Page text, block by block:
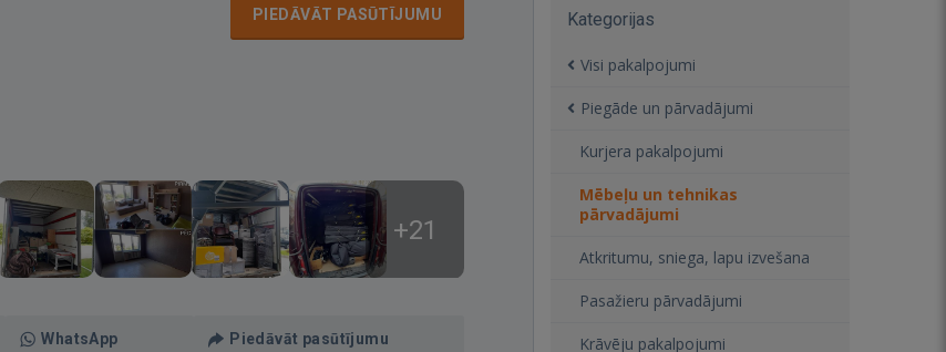
PIEDĀVĀT PASŪTĪJUMU
+21
WhatsApp Piedāvāt pasūtījumu
Kategorijas
Visi pakalpojumi
Piegāde un pārvadājumi
Kurjera pakalpojumi
Mēbeļu un tehnikas
pārvadājumi
Atkritumu, sniega, lapu izvešana
Pasažieru pārvadājumi
Krāvēju pakalpojumi